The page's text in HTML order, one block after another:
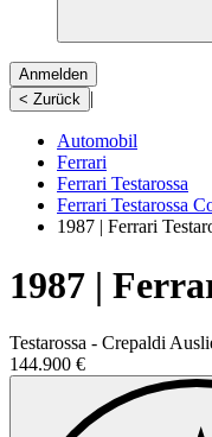
Anmelden
< Zurück |
Automobil
Ferrari
Ferrari Testarossa
Ferrari Testarossa
1987 | Ferrari
1987 |
Testarossa - Crepaldi
144.900 €